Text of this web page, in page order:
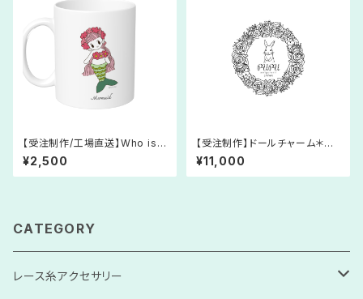
【受注制作/工場直送】Who is s
he?マグカップ＊マーメイド のマ
グカップ＊オリジナルキャラクタ
ー＊後ろ姿がかわいい♩
¥2,500
【受注制作】ドールチャーム＊あ
みぐるみ＊白雪姫＊人形＊レー
ス糸＊プリンセス＊童話
¥11,000
CATEGORY
レース糸アクセサリー